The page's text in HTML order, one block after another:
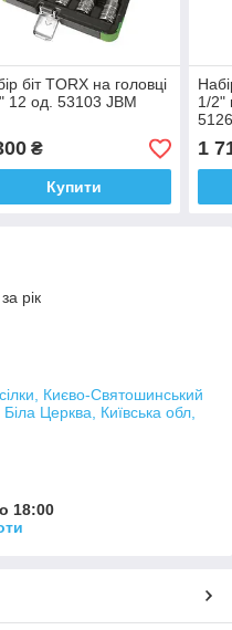
біт TORX на головці
12 од. 53103 JBM
₴
Купити
1/2"
1
рік
Києво-Святошинський
Церква, Київська обл,
18:00